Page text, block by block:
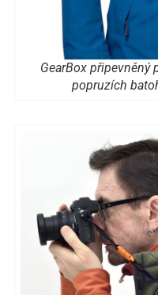
GearBox připevněný
popruzích